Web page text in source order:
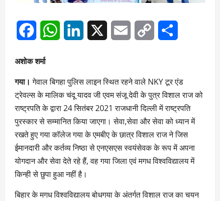
FacebookWhatsAppLinkedIn Email
Copy
अशोक शर्मा
गया। गेवाल बिगहा पुलिस लाइन स्थित रहने वाले NKY टूर एंड
ट्रेवल्स के मालिक चंदू यादव जी एवम संजू देवी के पुत्र विशाल राज को
राष्ट्रपति के द्वारा 24 सितंबर 2021 राजधानी दिल्ली में राष्ट्रपति
पुरस्कार से सम्मानित किया जाएगा। सेवा,सेवा और सेवा को ध्यान में
रखते हुए गया कॉलेज गया के एमबीए के छात्र विशाल राज ने जिस
ईमानदारी और कर्तव्य निष्ठा से एनएसएस स्वयंसेवक के रूप में अपना
योगदान और सेवा देते रहे हैं, वह गया जिला एवं मगध विश्वविद्यालय में
किन्ही से छुपा हुआ नहीं है।
बिहार के मगध विश्वविद्यालय बोधगया के अंतर्गत विशाल राज का चयन